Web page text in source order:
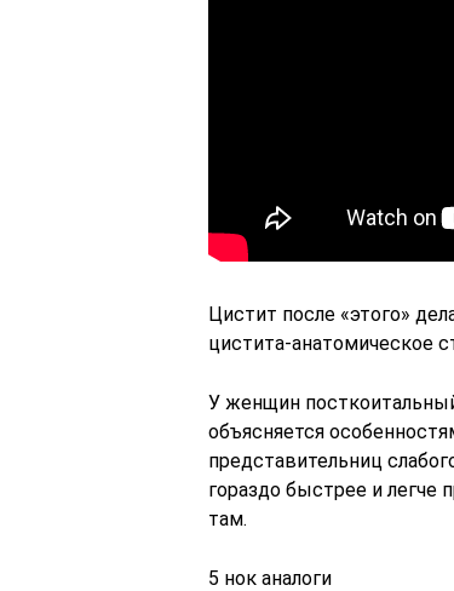
Цистит после «этого»
цистита-анатомическое
У женщин
объясняется
представительниц
гораздо быстрее и легче
там.
5 нок аналоги